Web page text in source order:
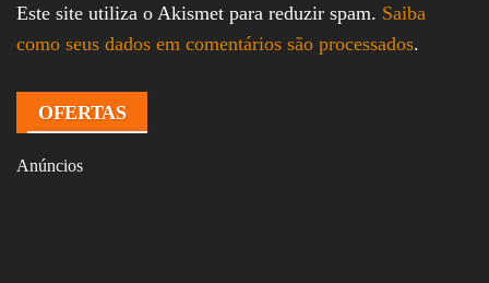
Este site utiliza o Akismet para reduzir spam. Saiba
como seus dados em comentários são processados.
OFERTAS
Anúncios